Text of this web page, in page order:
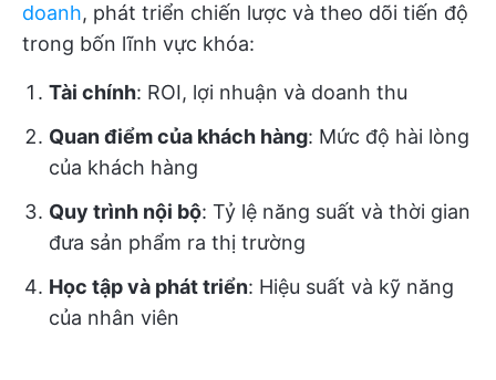
doanh, phát triển chiến lược và theo dõi tiến độ
trong bốn lĩnh vực khóa:
Tài chính: ROI, lợi nhuận và doanh thu
Quan điểm của khách hàng: Mức độ hài lòng
của khách hàng
Quy trình nội bộ: Tỷ lệ năng suất và thời gian
đưa sản phẩm ra thị trường
Học tập và phát triển: Hiệu suất và kỹ năng
của nhân viên